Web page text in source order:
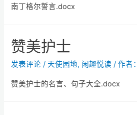
南丁格尔誓言.docx
赞美护士
发表评论 / 天使园地, 闲趣悦读 / 作者：
赞美护士的名言、句子大全.docx